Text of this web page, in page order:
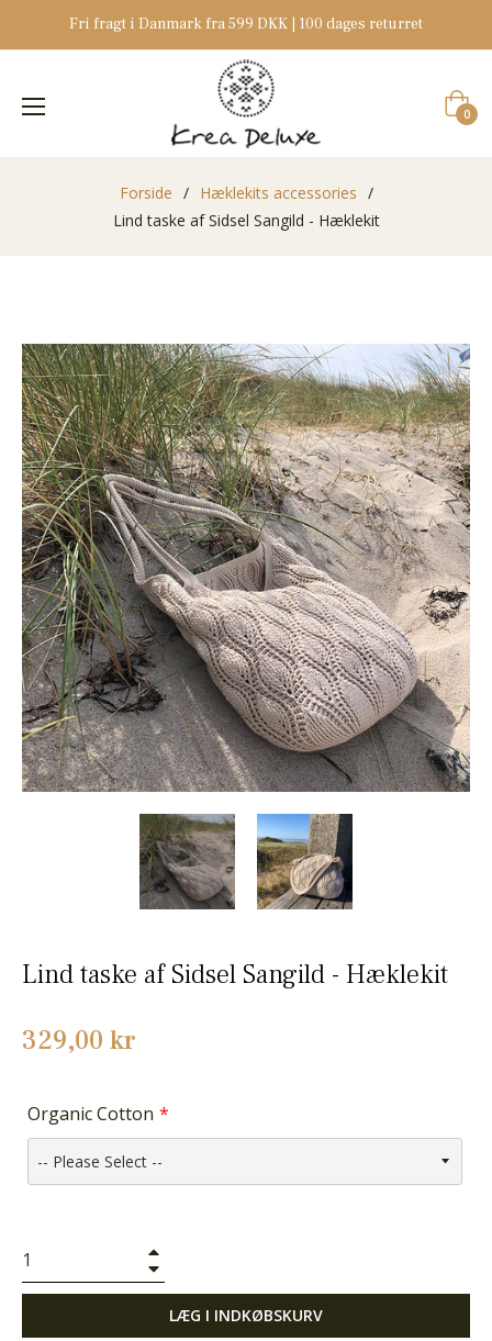
Fri fragt i Danmark fra 599 DKK | 100 dages returret
0
Forside / Hæklekits accessories /
Lind taske af Sidsel Sangild - Hæklekit
Lind taske af Sidsel Sangild - Hæklekit
Normalpris
329,00 kr
Organic Cotton
LÆG I INDKØBSKURV